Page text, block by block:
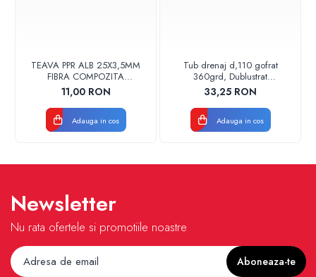
TEAVA PPR ALB 25X3,5MM
FIBRA COMPOZITA
10033025004
VALDUOTHERM VALROM
11,00 RON
Adauga in cos
Tub drenaj d,110 gofrat
360grd, Dublustrat
verde/negru 110152 Drainkit
33,25 RON
Adauga in cos
Newsletter
Nu rata ofertele si promotiile noastre